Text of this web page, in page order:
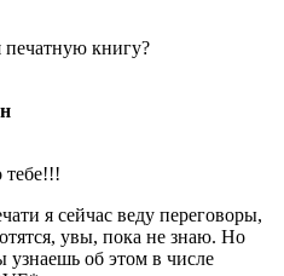
печатную книгу?
я сейчас веду переговоры,
увы, пока не знаю. Но
узнаешь об этом в числе